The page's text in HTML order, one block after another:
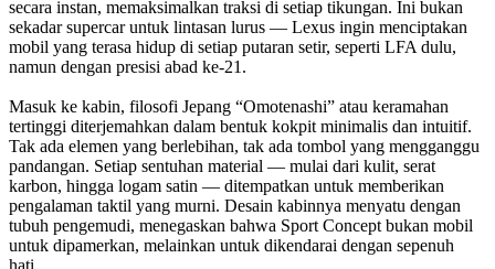
secara instan, memaksimalkan traksi di setiap tikungan. Ini bukan
sekadar supercar untuk lintasan lurus — Lexus ingin menciptakan
mobil yang terasa hidup di setiap putaran setir, seperti LFA dulu,
namun dengan presisi abad ke-21.
Masuk ke kabin, filosofi Jepang “Omotenashi” atau keramahan
tertinggi diterjemahkan dalam bentuk kokpit minimalis dan intuitif.
Tak ada elemen yang berlebihan, tak ada tombol yang mengganggu
pandangan. Setiap sentuhan material — mulai dari kulit, serat
karbon, hingga logam satin — ditempatkan untuk memberikan
pengalaman taktil yang murni. Desain kabinnya menyatu dengan
tubuh pengemudi, menegaskan bahwa Sport Concept bukan mobil
untuk dipamerkan, melainkan untuk dikendarai dengan sepenuh
hati.